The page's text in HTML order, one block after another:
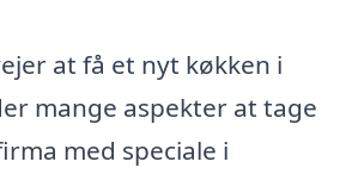
at få et nyt køkken i
mange aspekter at tage
med speciale i